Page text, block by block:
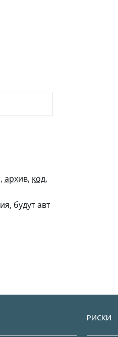
, архив, код,
будут авт
РИСКИ